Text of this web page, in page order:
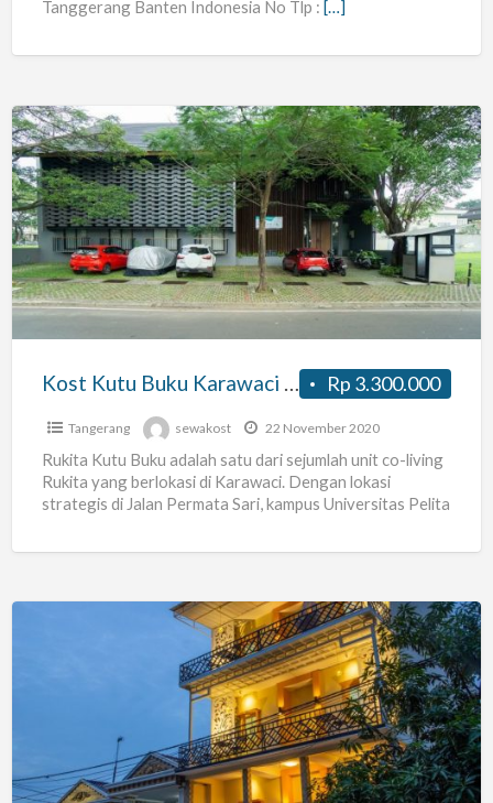
Tanggerang Banten Indonesia No Tlp : […]
Kost
Kutu
Buku
Karawaci
dekat
UPH
Rp 3.300.000
Kost Kutu Buku Karawaci dekat UPH
Tangerang sewakost 22 November 2020
Rukita Kutu Buku adalah satu dari sejumlah unit co-living
Rukita yang berlokasi di Karawaci. Dengan lokasi
strategis di Jalan Permata Sari, kampus Universitas Pelita
–